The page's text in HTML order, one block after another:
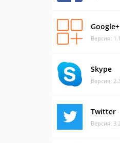
Google+
Версия:
Skype
Версия:
Twitter
Версия: